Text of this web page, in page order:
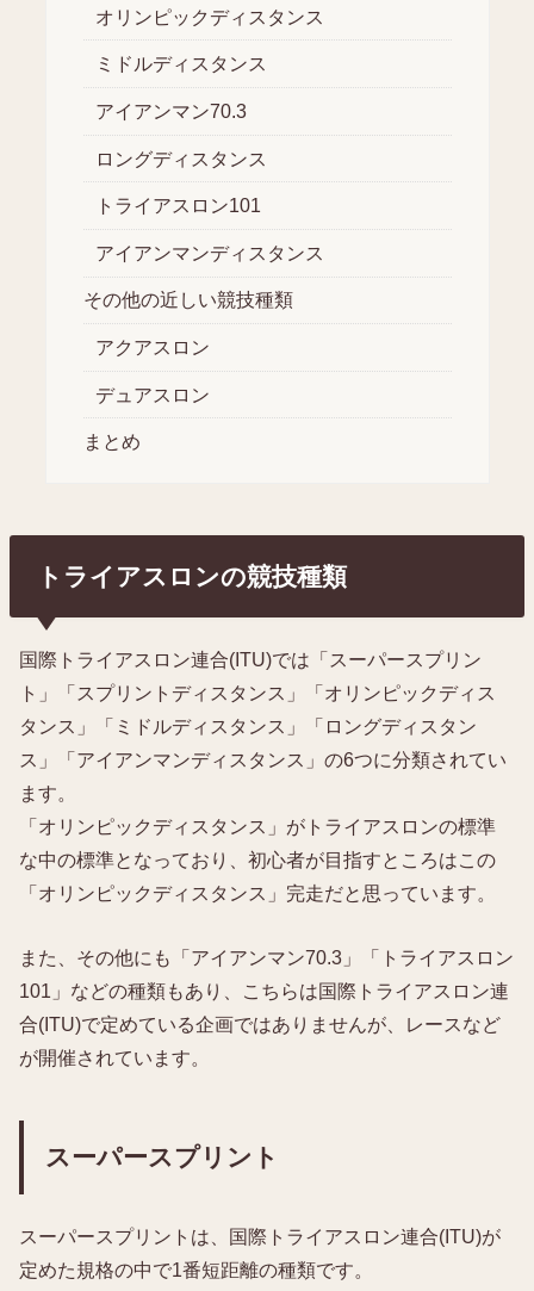
オリンピックディスタンス
ミドルディスタンス
アイアンマン70.3
ロングディスタンス
トライアスロン101
アイアンマンディスタンス
その他の近しい競技種類
アクアスロン
デュアスロン
まとめ
トライアスロンの競技種類
国際トライアスロン連合(ITU)では「スーパースプリン
ト」「スプリントディスタンス」「オリンピックディス
タンス」「ミドルディスタンス」「ロングディスタン
ス」「アイアンマンディスタンス」の6つに分類されてい
ます。
「オリンピックディスタンス」がトライアスロンの標準
な中の標準となっており、初心者が目指すところはこの
「オリンピックディスタンス」完走だと思っています。
また、その他にも「アイアンマン70.3」「トライアスロン
101」などの種類もあり、こちらは国際トライアスロン連
合(ITU)で定めている企画ではありませんが、レースなど
が開催されています。
スーパースプリント
スーパースプリントは、国際トライアスロン連合(ITU)が
定めた規格の中で1番短距離の種類です。